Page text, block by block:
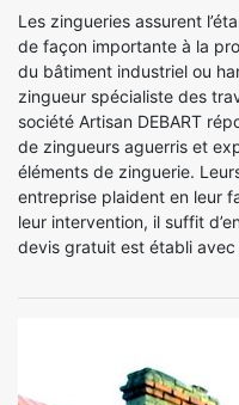
Les zingueries assurent
de façon importante à la
du bâtiment industriel ou
zingueur spécialiste des
société Artisan DEBART
de zingueurs aguerris et
éléments de zinguerie.
entreprise plaident en leur
leur intervention, il suffit
devis gratuit est établi